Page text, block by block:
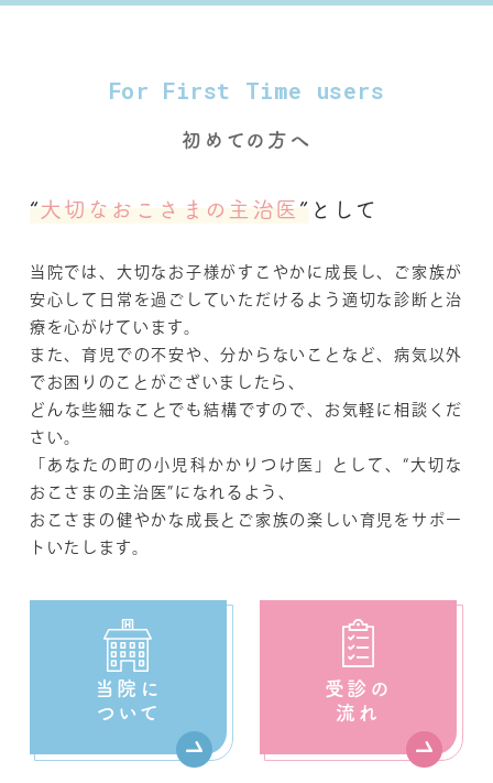
For First Time users
初めての方へ
“大切なおこさまの主治医” として
当院では、大切なお子様がすこやかに成長し、ご家族が
安心して日常を過ごしていただけるよう適切な診断と治
療を心がけています。
また、育児での不安や、分からないことなど、病気以外
でお困りのことがございましたら、
どんな些細なことでも結構ですので、お気軽に相談くだ
さい。
「あなたの町の小児科かかりつけ医」として、“大切な
おこさまの主治医”になれるよう、
おこさまの健やかな成長とご家族の楽しい育児をサポー
トいたします。
当院に
ついて
受診の
流れ